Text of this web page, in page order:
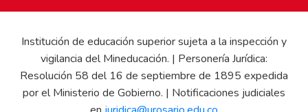
Institución de educación superior sujeta a la inspección y
vigilancia del Mineducación. | Personería Jurídica:
Resolución 58 del 16 de septiembre de 1895 expedida
por el Ministerio de Gobierno. | Notificaciones judiciales